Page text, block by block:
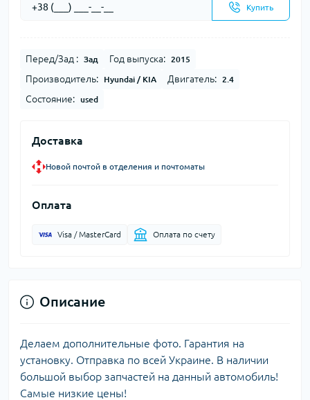
Купить
Перед/Зад : Зад Год выпуска: 2015
Производитель: Hyundai / KIA Двигатель: 2.4
Состояние: used
Доставка
Новой почтой в отделения и почтоматы
Оплата
Visa / MasterCard Оплата по счету
Описание
Делаем дополнительные фото. Гарантия на
установку. Отправка по всей Украине. В наличии
большой выбор запчастей на данный автомобиль!
Самые низкие цены!